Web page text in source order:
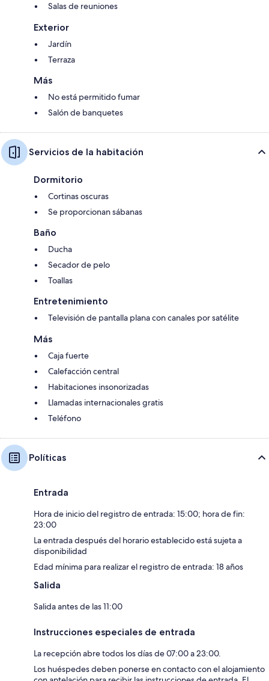
Salas de reuniones
Exterior
Jardín
Terraza
Más
No está permitido fumar
Salón de banquetes
Servicios de la habitación
Dormitorio
Cortinas oscuras
Se proporcionan sábanas
Baño
Ducha
Secador de pelo
Toallas
Entretenimiento
Televisión de pantalla plana con canales por satélite
Más
Caja fuerte
Calefacción central
Habitaciones insonorizadas
Llamadas internacionales gratis
Teléfono
Políticas
Entrada
Hora de inicio del registro de entrada: 15:00; hora de fin:
23:00
La entrada después del horario establecido está sujeta a
disponibilidad
Edad mínima para realizar el registro de entrada: 18 años
Salida
Salida antes de las 11:00
Instrucciones especiales de entrada
La recepción abre todos los días de 07:00 a 23:00.
Los huéspedes deben ponerse en contacto con el alojamiento